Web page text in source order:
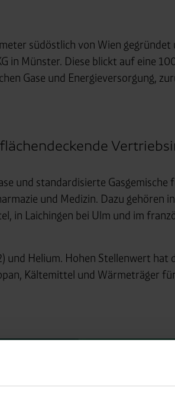
südöstlich von Wien
in Münster. Diese blickt auf eine
Gase und Energieversorgung,
und standardisierte Gasgemische
und Medizin. Dazu gehören
in Laichingen bei Ulm und im
und Helium. Hohen Stellenwert
Kältemittel und Wärmeträger